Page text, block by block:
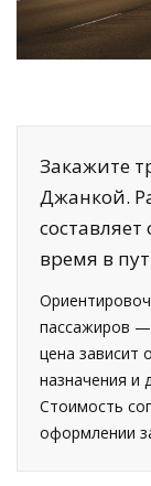
Закажите
Джанкой.
составляет
время в
пассажиров —
цена зависит
назначения и
Стоимость
оформлении